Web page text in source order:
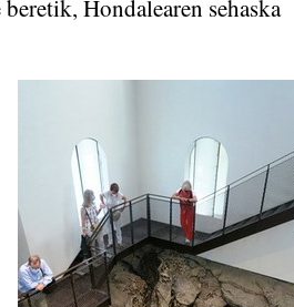
Hondalearen sehaska